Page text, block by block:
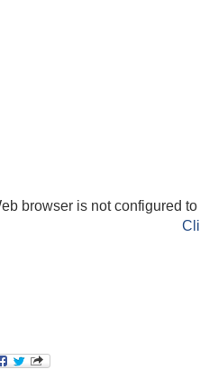
browser is not configured